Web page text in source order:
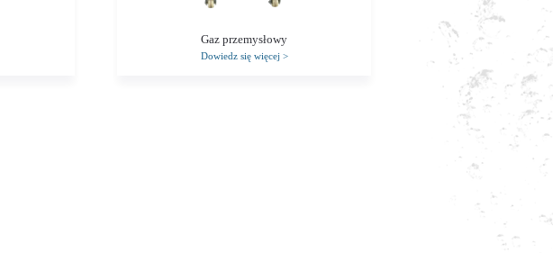
Gaz przemysłowy
Dowiedz się więcej >